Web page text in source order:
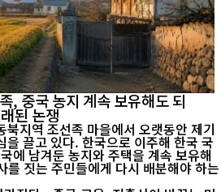
, 중국 농지 계속 보유해도 되
된 논쟁
지역 조선족 마을에서 오랫동안 제기
을 끌고 있다. 한국으로 이주해 한국 국
에 남겨둔 농지와 주택을 계속 보유해
를 짓는 주민들에게 다시 배분해야 하는